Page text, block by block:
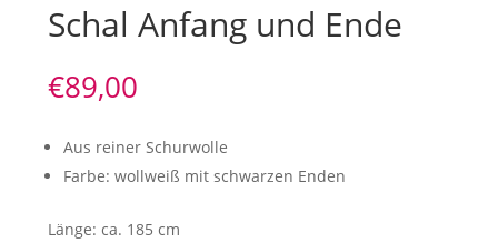
Schal Anfang und Ende
€89,00
Aus reiner Schurwolle
Farbe: wollweiß mit schwarzen Enden
Länge: ca. 185 cm